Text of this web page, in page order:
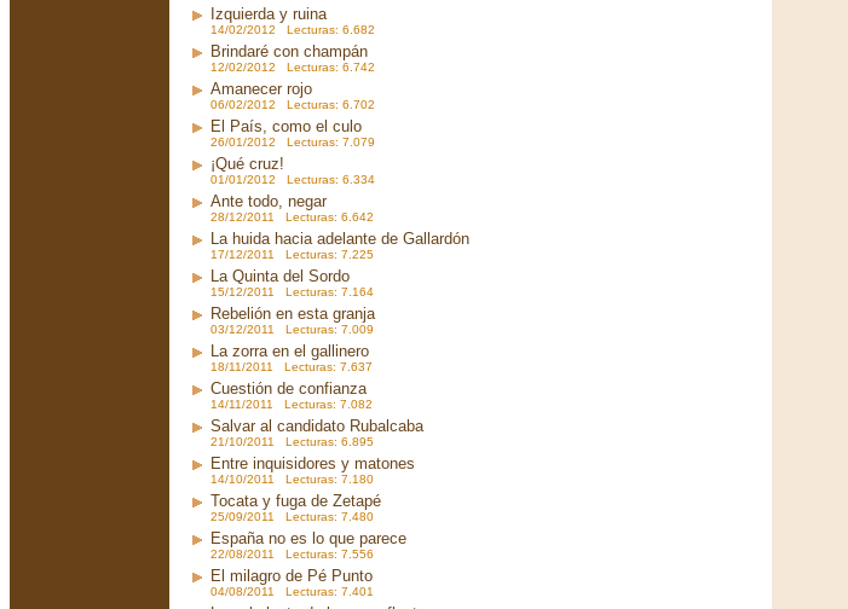
Izquierda y ruina
14/02/2012 Lecturas: 6.682
Brindaré con champán
12/02/2012 Lecturas: 6.742
Amanecer rojo
06/02/2012 Lecturas: 6.702
El País, como el culo
26/01/2012 Lecturas: 7.079
¡Qué cruz!
01/01/2012 Lecturas: 6.334
Ante todo, negar
28/12/2011 Lecturas: 6.642
La huida hacia adelante de Gallardón
17/12/2011 Lecturas: 7.225
La Quinta del Sordo
15/12/2011 Lecturas: 7.164
Rebelión en esta granja
03/12/2011 Lecturas: 7.009
La zorra en el gallinero
18/11/2011 Lecturas: 7.637
Cuestión de confianza
14/11/2011 Lecturas: 7.082
Salvar al candidato Rubalcaba
21/10/2011 Lecturas: 6.895
Entre inquisidores y matones
14/10/2011 Lecturas: 7.180
Tocata y fuga de Zetapé
25/09/2011 Lecturas: 7.480
España no es lo que parece
22/08/2011 Lecturas: 7.556
El milagro de Pé Punto
04/08/2011 Lecturas: 7.401